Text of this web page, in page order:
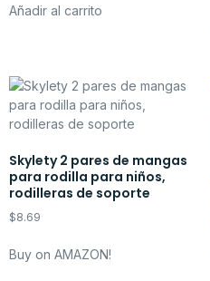
Añadir al carrito
Skylety 2 pares de mangas
para rodilla para niños,
rodilleras de soporte
$8.69
Buy on AMAZON!